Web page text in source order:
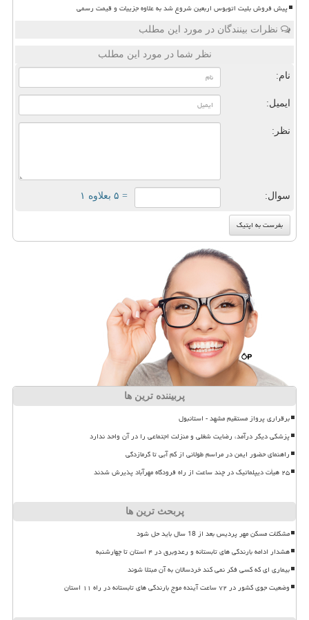
پیش فروش بلیت اتوبوس اربعین شروع شد به علاوه جزییات و قیمت رسمی
نظرات بینندگان در مورد این مطلب
نظر شما در مورد این مطلب
نام:
ایمیل:
نظر:
سوال: = ۵ بعلاوه ۱
پربیننده ترین ها
برقراری پرواز مستقیم مشهد - استانبول
پزشکی دیگر درآمد، رضایت شغلی و منزلت اجتماعی را در آن واحد ندارد
راهنمای حضور ایمن در مراسم طولانی از کم آبی تا گرمازدگی
۲۵ هیأت دیپلماتیک در چند ساعت از راه فرودگاه مهرآباد پذیرش شدند
پربحث ترین ها
مشکلات مسکن مهر پردیس بعد از 18 سال باید حل شود
هشدار ادامه بارندگی های تابستانه و رعدوبرق در ۴ استان تا چهارشنبه
بیماری ای که کسی فکر نمی کند خردسالان به آن مبتلا شوند
وضعیت جوی کشور در ۷۲ ساعت آینده موج بارندگی های تابستانه در راه ۱۱ استان